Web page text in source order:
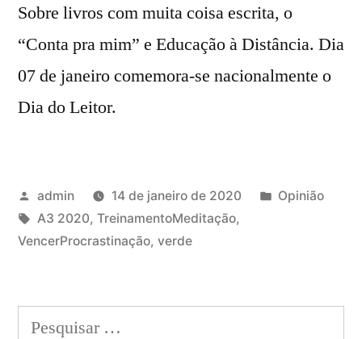
Sobre livros com muita coisa escrita, o
“Conta pra mim” e Educação à Distância. Dia
07 de janeiro comemora-se nacionalmente o
Dia do Leitor.
Publicado
por
admin 14 de janeiro de 2020
Publicado
Opinião
Tags:
A3 2020, TreinamentoMeditação,
VencerProcrastinação, verde
Pesquisar